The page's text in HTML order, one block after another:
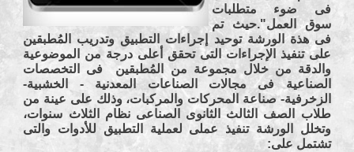
فى ضوء متطلبات
سوق العمل".حيث تم
فى هذة الورشة توحيد إجراءات التطبيق وتدريب المُطبقين
على تنفيذ الإجراءات التى تحقق أعلى درجة من الموضوعية
والدقة من خلال مجموعة من المُطبقين فى التخصصات
الصناعية فى مجالات الصناعات المعدنية - الخشبية-
الزخرفية- صناعة المحركات والمركبات، وذلك على عينة من
طلاب الصف الثالث الثانوى الصناعى نظام الثلاث سنوات،
وتخلل الورشة تنفيذ عملى لعملية التطبيق للأدوات والتى
تشتمل على: